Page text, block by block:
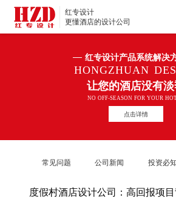
红专设计
更懂酒店的设计公司
红专设计产品系统解决
HONGZHUAN
让您的酒店没有
NO OFF-SEASON FOR YOUR
点击详情
常见问题 公司新闻 投资必知
度假村酒店设计公司：高回报项